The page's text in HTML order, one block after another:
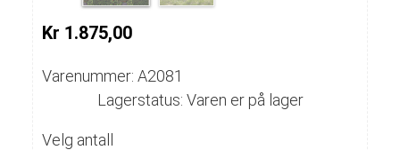
Kr 1.875,00
Varenummer: A2081
Lagerstatus: Varen er på lager
Velg antall